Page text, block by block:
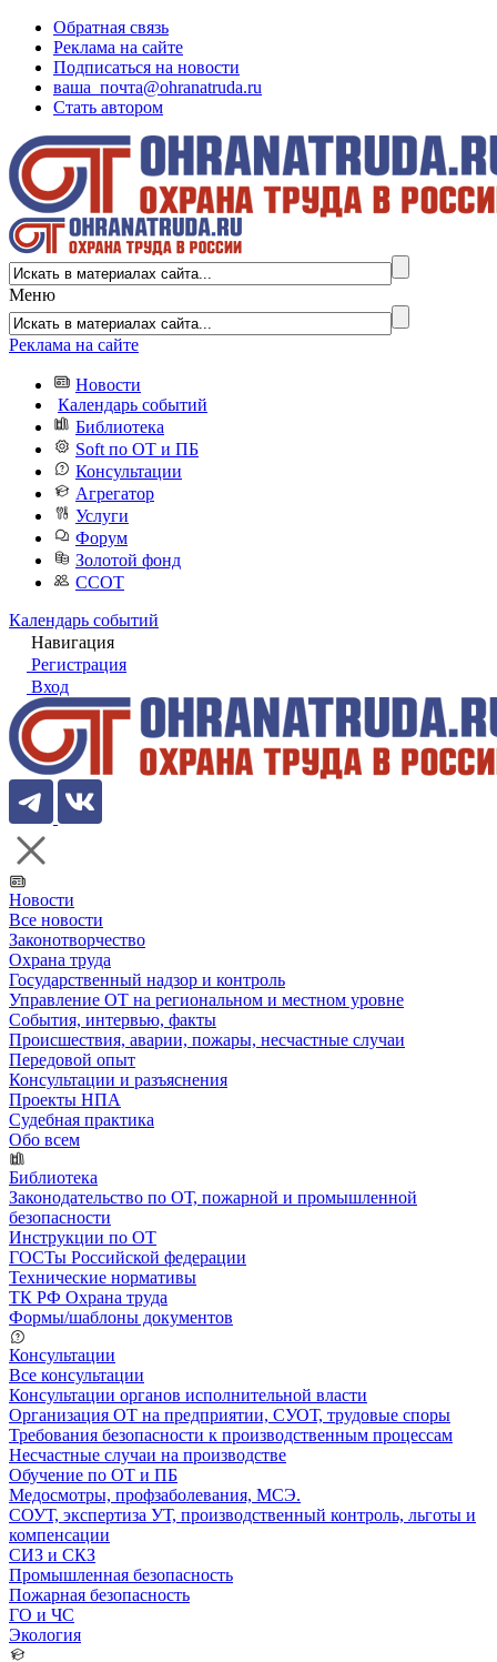
Обратная связь
Реклама на сайте
Подписаться на новости
ваша_почта@ohranatruda.ru
Стать автором
Меню
Реклама на сайте
Новости
Календарь событий
Библиотека
Soft по ОТ и ПБ
Консультации
Агрегатор
Услуги
Форум
Золотой фонд
ССОТ
Календарь событий
Навигация
Регистрация
Вход
Новости
Все новости
Законотворчество
Охрана труда
Государственный надзор и контроль
Управление ОТ на региональном и местном уровне
События, интервью, факты
Происшествия, аварии, пожары, несчастные случаи
Передовой опыт
Консультации и разъяснения
Проекты НПА
Судебная практика
Обо всем
Библиотека
Законодательство по ОТ, пожарной и промышленной
безопасности
Инструкции по ОТ
ГОСТы Российской федерации
Технические нормативы
ТК РФ Охрана труда
Формы/шаблоны документов
Консультации
Все консультации
Консультации органов исполнительной власти
Организация ОТ на предприятии, СУОТ, трудовые споры
Требования безопасности к производственным процессам
Несчастные случаи на производстве
Обучение по ОТ и ПБ
Медосмотры, профзаболевания, МСЭ.
СОУТ, экспертиза УТ, производственный контроль, льготы и
компенсации
СИЗ и СКЗ
Промышленная безопасность
Пожарная безопасность
ГО и ЧС
Экология